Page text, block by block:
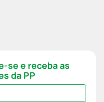
se e receba as
da PP